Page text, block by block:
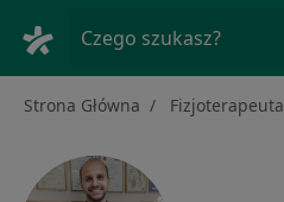
Czego szukasz?
Strona Główna Fizjoterapeuta